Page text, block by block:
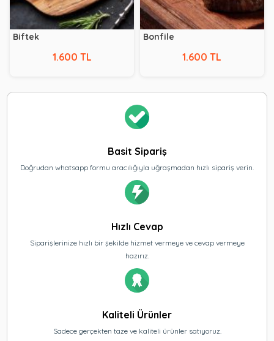
Biftek
1.600 TL
Bonfile
1.600 TL
Basit Sipariş
Doğrudan whatsapp formu aracılığıyla uğraşmadan hızlı sipariş verin.
Hızlı Cevap
Siparişlerinize hızlı bir şekilde hizmet vermeye ve cevap vermeye
hazırız.
Kaliteli Ürünler
Sadece gerçekten taze ve kaliteli ürünler satıyoruz.